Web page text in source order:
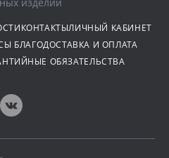
КОНТАКТЫЛИЧНЫЙ КАБИНЕТ
БЛАГОДОСТАВКА И ОПЛАТА
ОБЯЗАТЕЛЬСТВА